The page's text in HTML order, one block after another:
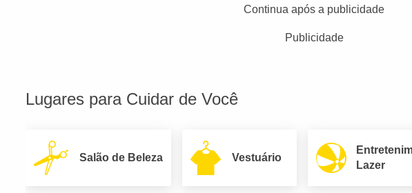
Continua após a publicidade
Publicidade
Lugares para Cuidar de Você
Salão de Beleza Vestuário
Lazer